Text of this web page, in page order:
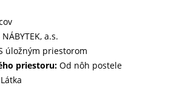
a.s.
úložným priestorom
priestoru: Od nôh postele
Látka